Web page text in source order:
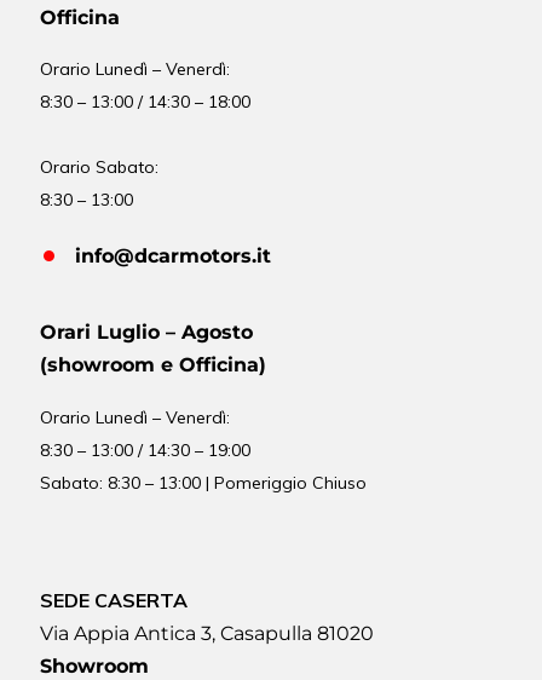
Officina
OrarioLunedì – Venerdì:
8:30 – 13:00 / 14:30 – 18:00
Orario Sabato:
8:30 – 13:00
info@dcarmotors.it
Orari Luglio – Agosto
(showroom e Officina)
OrarioLunedì – Venerdì:
8:30 – 13:00 / 14:30 – 19:00
Sabato: 8:30 – 13:00 | Pomeriggio Chiuso
SEDE CASERTA
Via Appia Antica 3, Casapulla 81020
Showroom